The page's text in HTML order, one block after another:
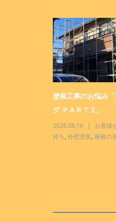
塗装工事のお悩み
グ ＰＡＲＴ２」
2026.06.16 お客様
持ち,外壁塗装,屋根の